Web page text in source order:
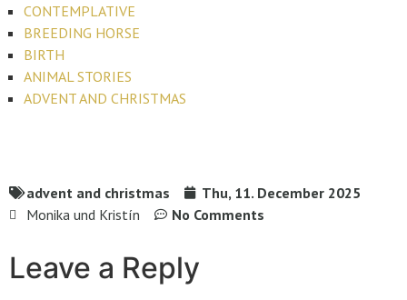
CONTEMPLATIVE
BREEDING HORSE
BIRTH
ANIMAL STORIES
ADVENT AND CHRISTMAS
advent and christmas
Thu, 11. December 2025
Monika und Kristín
No Comments
Leave a Reply